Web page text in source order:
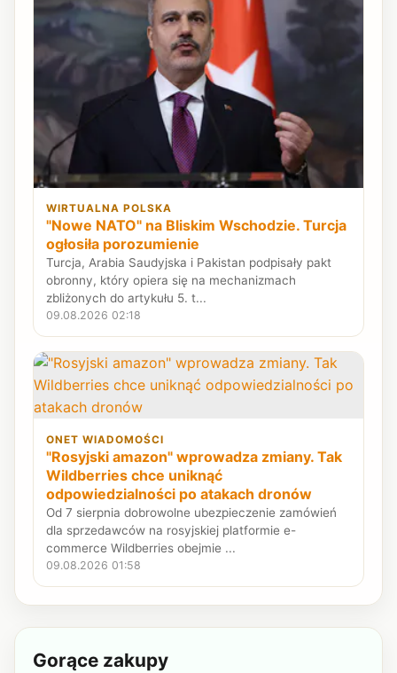
WIRTUALNA POLSKA
"Nowe NATO" na Bliskim Wschodzie. Turcja
ogłosiła porozumienie
Turcja, Arabia Saudyjska i Pakistan podpisały pakt
obronny, który opiera się na mechanizmach
zbliżonych do artykułu 5. t...
09.08.2026 02:18
ONET WIADOMOŚCI
"Rosyjski amazon" wprowadza zmiany. Tak
Wildberries chce uniknąć
odpowiedzialności po atakach dronów
Od 7 sierpnia dobrowolne ubezpieczenie zamówień
dla sprzedawców na rosyjskiej platformie e-
commerce Wildberries obejmie ...
09.08.2026 01:58
Gorące zakupy